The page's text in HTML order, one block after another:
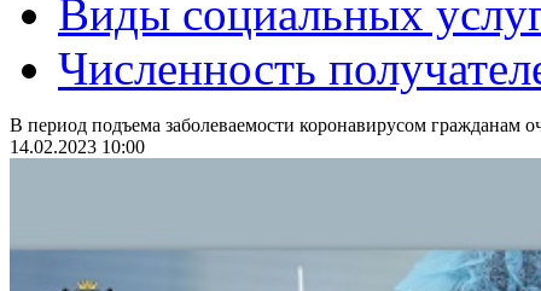
Виды социальных
Численность
В период подъема заболеваемости коронавирусом гражданам
14.02.2023 10:00